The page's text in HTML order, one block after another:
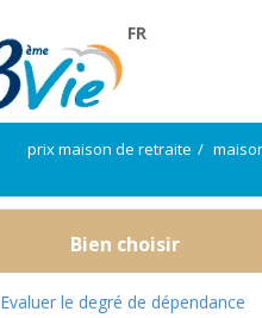
FR
prix maison de retraite
Bien choisir
Evaluer le degré de dépendance